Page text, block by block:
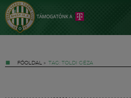
FŐOLDAL » TAG: TOLDI GÉZA